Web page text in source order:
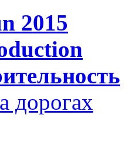
2015
дорогах